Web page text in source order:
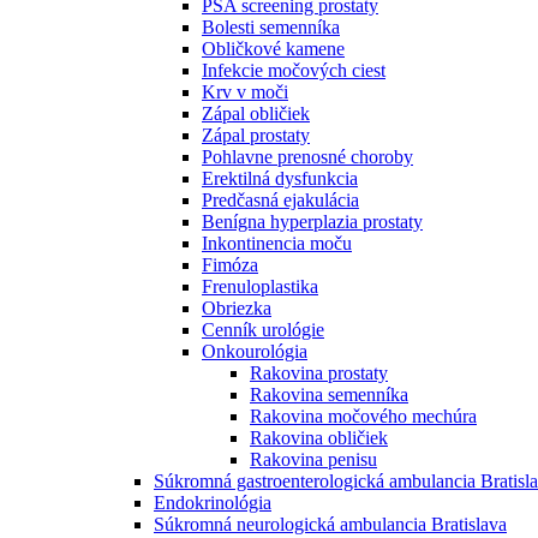
PSA screening prostaty
Bolesti semenníka
Obličkové kamene
Infekcie močových ciest
Krv v moči
Zápal obličiek
Zápal prostaty
Pohlavne prenosné choroby
Erektilná dysfunkcia
Predčasná ejakulácia
Benígna hyperplazia prostaty
Inkontinencia moču
Fimóza
Frenuloplastika
Obriezka
Cenník urológie
Onkourológia
Rakovina prostaty
Rakovina semenníka
Rakovina močového mechúra
Rakovina obličiek
Rakovina penisu
Súkromná gastroenterologická ambulancia
Endokrinológia
Súkromná neurologická ambulancia Bratislava